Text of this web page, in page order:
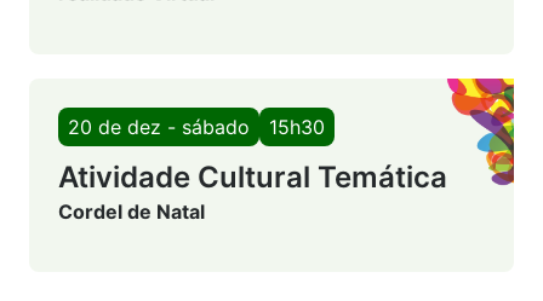
20 de dez - sábado 15h30
Atividade Cultural Temática
Cordel de Natal